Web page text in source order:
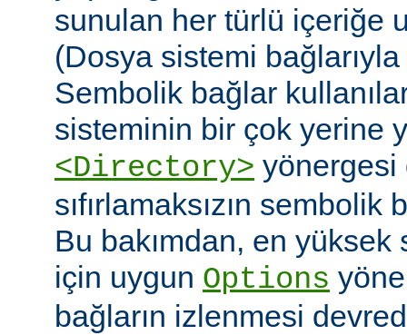
sunulan her türlü içeriğe
(Dosya sistemi
Sembolik bağlar
sisteminin bir çok yerine
<Directory> yönergesi
sıfırlamaksızın sembolik
Bu bakımdan, en
için uygun Options
bağların izlenmesi